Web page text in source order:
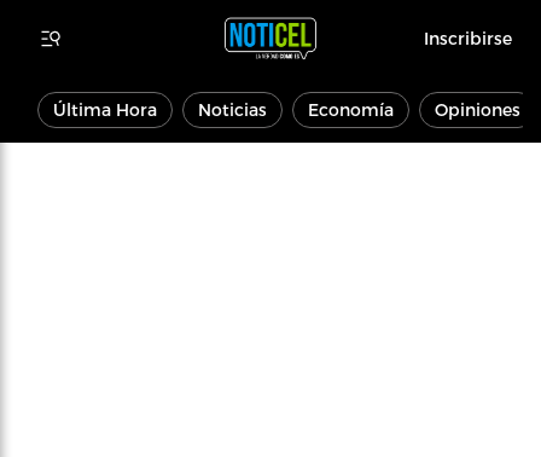
Inscribirse
Última Hora Noticias Economía Opiniones